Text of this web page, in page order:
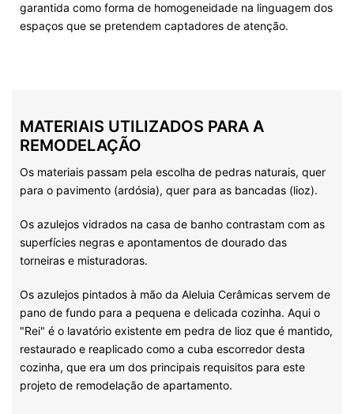
garantida como forma de homogeneidade na linguagem dos
espaços que se pretendem captadores de atenção.
MATERIAIS UTILIZADOS PARA A
REMODELAÇÃO
Os materiais passam pela escolha de pedras naturais, quer
para o pavimento (ardósia), quer para as bancadas (lioz).
Os azulejos vidrados na casa de banho contrastam com as
superfícies negras e apontamentos de dourado das
torneiras e misturadoras.
Os azulejos pintados à mão da Aleluia Cerâmicas servem de
pano de fundo para a pequena e delicada cozinha. Aqui o
"Rei" é o lavatório existente em pedra de lioz que é mantido,
restaurado e reaplicado como a cuba escorredor desta
cozinha, que era um dos principais requisitos para este
projeto de remodelação de apartamento.